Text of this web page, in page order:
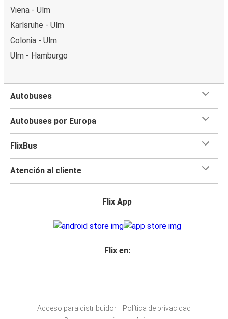
Viena - Ulm
Karlsruhe - Ulm
Colonia - Ulm
Ulm - Hamburgo
Autobuses
Autobuses por Europa
FlixBus
Atención al cliente
Flix App
Flix en:
Acceso para distribuidor
Política de privacidad